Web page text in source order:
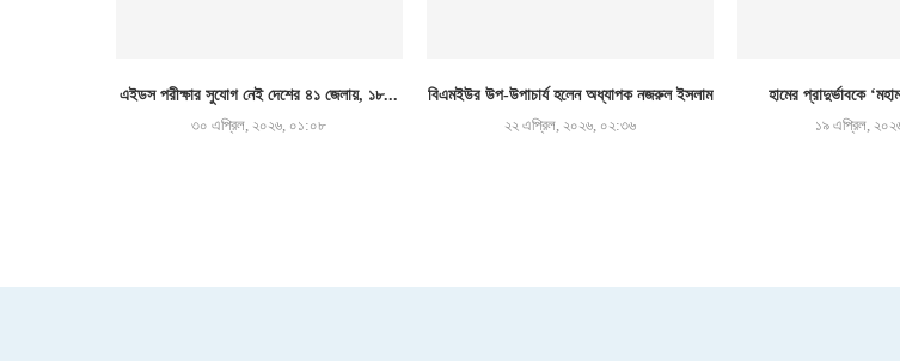
এইডস পরীক্ষার সুযোগ নেই দেশের ৪১ জেলায়, ১৮...
৩০ এপ্রিল, ২০২৬, ০১:০৮
বিএমইউর উপ-উপাচার্য হলেন অধ্যাপক নজরুল ইসলাম
২২ এপ্রিল, ২০২৬, ০২:৩৬
হামের প্রাদুর্ভাবকে
১৯ এপ্রিল,